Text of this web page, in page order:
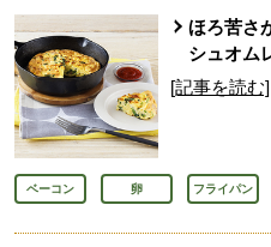
ほろ苦さ
シュオム
[記事を読む]
ベーコン 卵 フライパン